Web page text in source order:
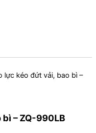
lực kéo đứt vải, bao bì –
– ZQ-990LB